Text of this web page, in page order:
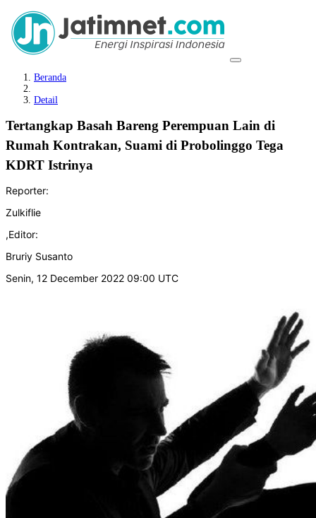
Beranda
Detail
Tertangkap Basah Bareng Perempuan Lain di
Rumah Kontrakan, Suami di Probolinggo Tega
KDRT Istrinya
Reporter:
Zulkiflie
,Editor:
Bruriy Susanto
Senin, 12 December 2022 09:00 UTC